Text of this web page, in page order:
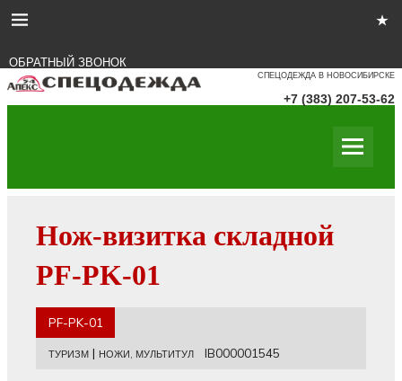
ОБРАТНЫЙ ЗВОНОК
СПЕЦОДЕЖДА В НОВОСИБИРСКЕ
+7 (383) 207-53-62
Нож-визитка складной
PF-PK-01
PF-PK-01
ТУРИЗМ| НОЖИ, МУЛЬТИТУЛIB000001545